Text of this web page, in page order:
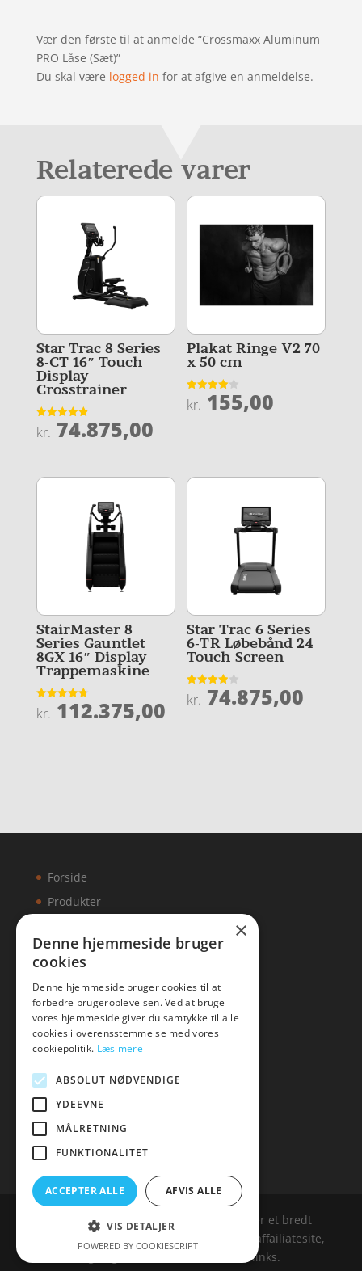
Vær den første til at anmelde “Crossmaxx Aluminum
PRO Låse (Sæt)”
Du skal være logged in for at afgive en anmeldelse.
Relaterede varer
Star Trac 8 Series
8-CT 16″ Touch
Display
Crosstrainer
Vurderet
4.9
kr. 74.875,00
Plakat Ringe V2 70
x 50 cm
Vurderet
4
kr. 155,00
StairMaster 8
Series Gauntlet
8GX 16″ Display
Trappemaskine
Vurderet
4.8
kr. 112.375,00
Star Trac 6 Series
6-TR Løbebånd 24
Touch Screen
Vurderet
3.9
kr. 74.875,00
Forside
Produkter
Artikler
Malawigruppen
Mail:hej@malawigruppen.dk
Malawigruppen.dk er siden, der samler et bredt
udvalg af spændende varer. Siden er et affailiatesite,
og nogle links kan være affialitelinks.
×
Denne hjemmeside bruger
cookies
Denne hjemmeside bruger cookies til at
forbedre brugeroplevelsen. Ved at bruge
vores hjemmeside giver du samtykke til alle
cookies i overensstemmelse med vores
cookiepolitik. Læs mere
ABSOLUT NØDVENDIGE
YDEEVNE
MÅLRETNING
FUNKTIONALITET
ACCEPTER ALLE AFVIS ALLE
VIS DETALJER
POWERED BY COOKIESCRIPT